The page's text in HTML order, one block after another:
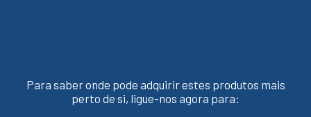
Para saber onde pode adquirir estes produtos mais
perto de si, ligue-nos agora para: